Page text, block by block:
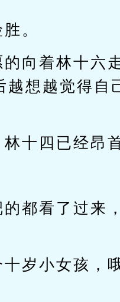
。
向着林十六
想越觉得自
十四已经昂
都看了过来
岁小女孩，